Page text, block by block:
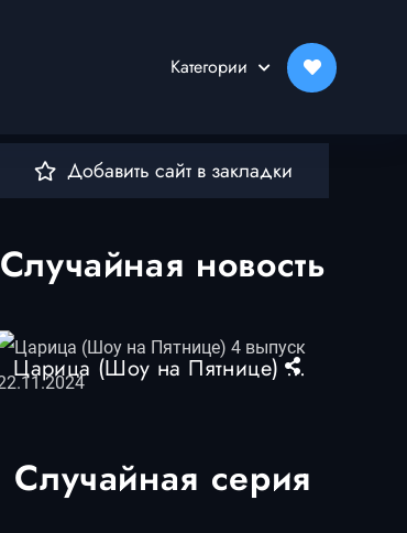
Категории
Добавить сайт в закладки
Случайная новость
Царица (Шоу на Пятнице) 4 выпуск 22.11.2024
Случайная серия